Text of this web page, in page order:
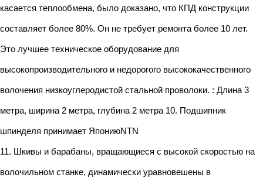
касается теплообмена, было доказано, что КПД конструкции
составляет более 80%. Он не требует ремонта более 10 лет.
Это лучшее техническое оборудование для
высокопроизводительного и недорогого высококачественного
волочения низкоуглеродистой стальной проволоки. : Длина 3
метра, ширина 2 метра, глубина 2 метра 10. Подшипник
шпинделя принимает ЯпониюNTN
11. Шкивы и барабаны, вращающиеся с высокой скоростью на
волочильном станке, динамически уравновешены в